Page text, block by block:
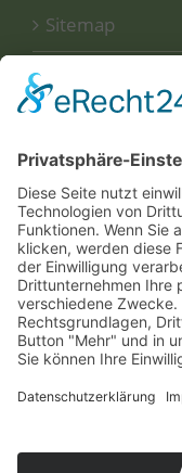
Sitemap
Disclaimer
UNSEREZERTIFIKATE